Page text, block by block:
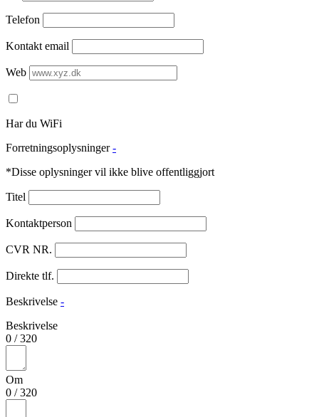
Telefon
Kontakt email
Web
Har du WiFi
Forretningsoplysninger -
*Disse oplysninger vil ikke blive offentliggjort
Titel
Kontaktperson
CVR NR.
Direkte tlf.
Beskrivelse -
Beskrivelse
0 /320
Om
0 /320